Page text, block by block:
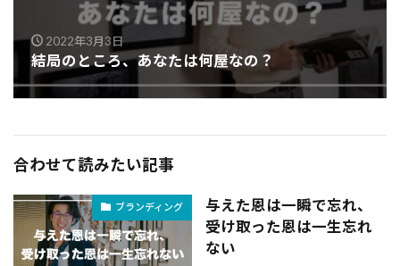
2022年3月3日
結局のところ、あなたは何屋なの？
合わせて読みたい記事
ブランディング
与えた恩は一瞬で忘れ、
受け取った恩は一生忘れ
ない